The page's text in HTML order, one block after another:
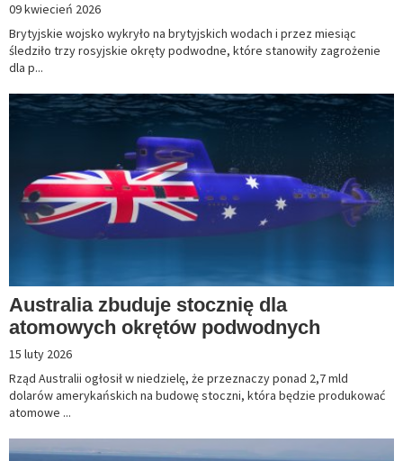
09 kwiecień 2026
Brytyjskie wojsko wykryło na brytyjskich wodach i przez miesiąc
śledziło trzy rosyjskie okręty podwodne, które stanowiły zagrożenie
dla p...
Australia zbuduje stocznię dla
atomowych okrętów podwodnych
15 luty 2026
Rząd Australii ogłosił w niedzielę, że przeznaczy ponad 2,7 mld
dolarów amerykańskich na budowę stoczni, która będzie produkować
atomowe ...